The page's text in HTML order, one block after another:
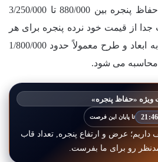
بین 880/000 تا
3/250/000
از قیمت خود نرده پنجره برای هر
ابعاد و طرح معمولاً حدود 1/800/000
محاسبه می شود.
ویژه «حفاظ پنجره»
تا پایان این فرصت
عرض و ارتفاع پنجره, تعداد قاب
رو برای ما بفرست.